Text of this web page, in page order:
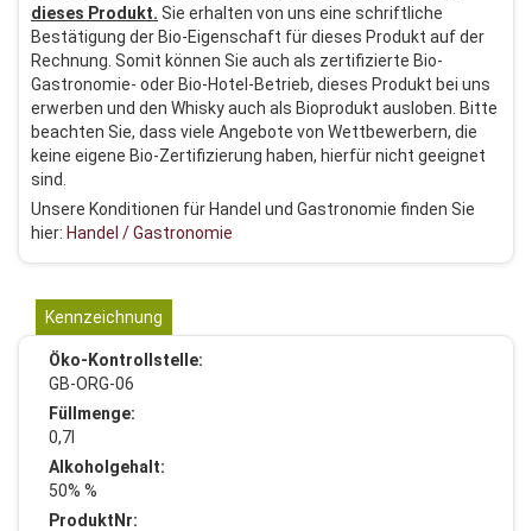
dieses Produkt. Sie erhalten von uns eine schriftliche
Bestätigung der Bio-Eigenschaft für dieses Produkt auf der
Rechnung. Somit können Sie auch als zertifizierte Bio-
Gastronomie- oder Bio-Hotel-Betrieb, dieses Produkt bei uns
erwerben und den Whisky auch als Bioprodukt ausloben. Bitte
beachten Sie, dass viele Angebote von Wettbewerbern, die
keine eigene Bio-Zertifizierung haben, hierfür nicht geeignet
sind.
Unsere Konditionen für Handel und Gastronomie finden Sie
hier: Handel / Gastronomie
Kennzeichnung
Öko-Kontrollstelle:
GB-ORG-06
Füllmenge:
0,7l
Alkoholgehalt:
50% %
ProduktNr: